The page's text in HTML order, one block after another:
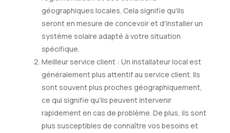
géographiques locales. Cela signifie qu'ils
seront en mesure de concevoir et d'installer un
système solaire adapté à votre situation
spécifique.
Meilleur service client : Un installateur local est
généralement plus attentif au service client. Ils
sont souvent plus proches géographiquement,
ce qui signifie qu'ils peuvent intervenir
rapidement en cas de problème. De plus, ils sont
plus susceptibles de connaître vos besoins et